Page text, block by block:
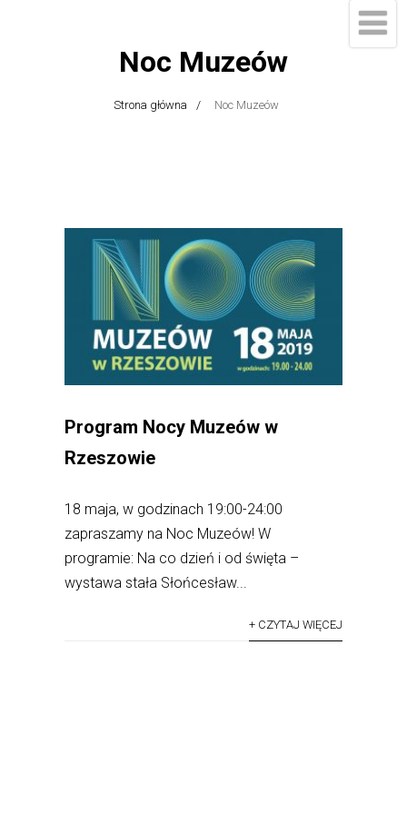
Noc Muzeów
Strona główna Noc Muzeów
Program Nocy Muzeów w
Rzeszowie
18 maja, w godzinach 19:00-24:00
zapraszamy na Noc Muzeów! W
programie: Na co dzień i od święta –
wystawa stała Słońcesław...
+ CZYTAJ WIĘCEJ